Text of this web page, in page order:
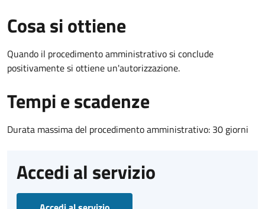
Cosa si ottiene
Quando il procedimento amministrativo si conclude
positivamente si ottiene un'autorizzazione.
Tempi e scadenze
Durata massima del procedimento amministrativo: 30 giorni
Accedi al servizio